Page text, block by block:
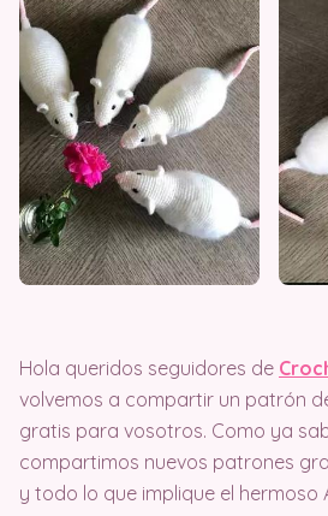
Hola queridos seguidores de
volvemos a compartir un patrón
gratis para vosotros. Como ya
compartimos nuevos patrones
y todo lo que implique el hermoso